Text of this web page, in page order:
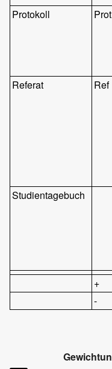
Protokoll
Prot
Referat
Ref
Studientagebuch
+
-